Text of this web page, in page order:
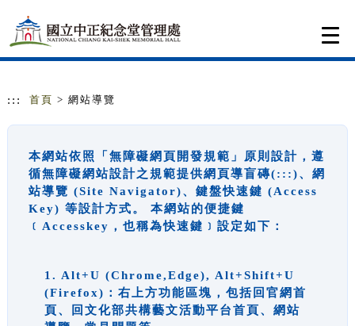
::: 首頁 > 網站導覽
本網站依照「無障礙網頁開發規範」原則設計，遵
循無障礙網站設計之規範提供網頁導盲磚(:::)、網
站導覽 (Site Navigator)、鍵盤快速鍵 (Access
Key) 等設計方式。 本網站的便捷鍵
﹝Accesskey，也稱為快速鍵﹞設定如下：
1. Alt+U (Chrome,Edge), Alt+Shift+U
(Firefox)：右上方功能區塊，包括回官網首
頁、回文化部共構藝文活動平台首頁、網站